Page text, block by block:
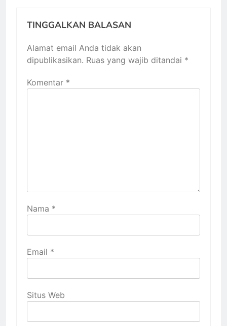
TINGGALKAN BALASAN
Alamat email Anda tidak akan
dipublikasikan. Ruas yang wajib ditandai *
Komentar *
Nama *
Email *
Situs Web